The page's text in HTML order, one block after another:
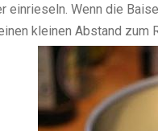
einrieseln. Wenn die
kleinen Abstand zum